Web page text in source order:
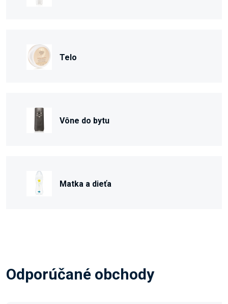
Telo
Vône do bytu
Matka a dieťa
Odporúčané obchody